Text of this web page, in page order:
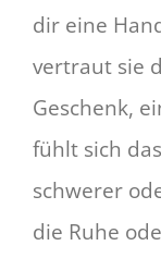
dir eine
vertraut sie
Geschenk,
fühlt sich
schwerer
die Ruhe